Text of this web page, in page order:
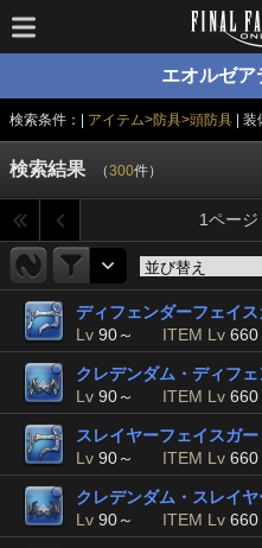
エオルゼア
検索条件：| アイテム>防具>頭防具 |
検索結果 （300件）
1ペー
ディフェンダーフェイ
Lv 90～ ITEM Lv 660
クレデンダム・ディフ
Lv 90～ ITEM Lv 660
スレイヤーフェイスガ
Lv 90～ ITEM Lv 660
クレデンダム・スレイ
Lv 90～ ITEM Lv 660